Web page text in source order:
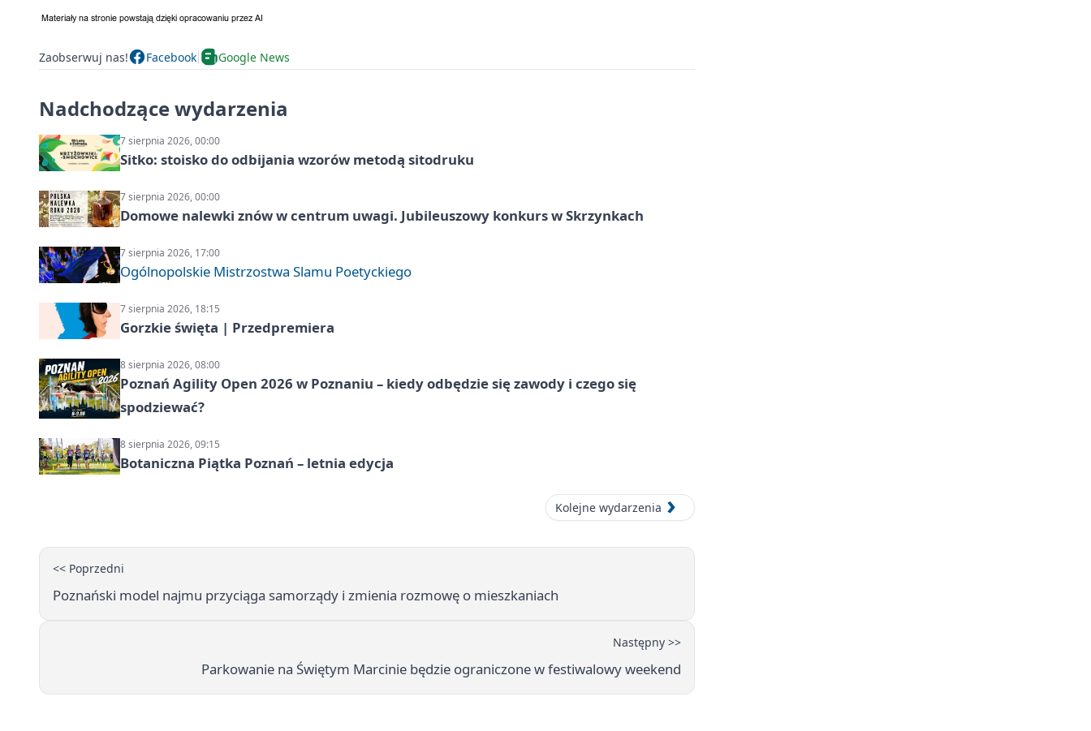
Zaobserwuj nas! Facebook Google News
Nadchodzące wydarzenia
7 sierpnia 2026, 00:00
Sitko: stoisko do odbijania wzorów metodą sitodruku
7 sierpnia 2026, 00:00
Domowe nalewki znów w centrum uwagi. Jubileuszowy konkurs w Skrzynkach
7 sierpnia 2026, 17:00
Ogólnopolskie Mistrzostwa Slamu Poetyckiego
7 sierpnia 2026, 18:15
Gorzkie święta | Przedpremiera
8 sierpnia 2026, 08:00
Poznań Agility Open 2026 w Poznaniu – kiedy odbędzie się zawody i czego się
spodziewać?
8 sierpnia 2026, 09:15
Botaniczna Piątka Poznań – letnia edycja
Kolejne wydarzenia
<< Poprzedni
Poznański model najmu przyciąga samorządy i zmienia rozmowę o mieszkaniach
Następny >>
Parkowanie na Świętym Marcinie będzie ograniczone w festiwalowy weekend